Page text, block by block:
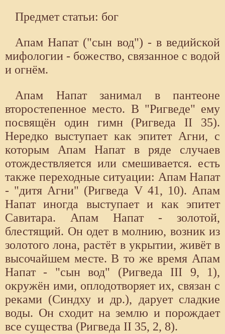
Предмет статьи: бог
Апам Напат ("сын вод") - в ведийской
мифологии - божество, связанное с водой
и огнём.
Апам Напат занимал в пантеоне
второстепенное место. В "Ригведе" ему
посвящён один гимн (Ригведа II 35).
Нередко выступает как эпитет Агни, с
которым Апам Напат в ряде случаев
отождествляется или смешивается. есть
также переходные ситуации: Апам Напат
- "дитя Агни" (Ригведа V 41, 10). Апам
Напат иногда выступает и как эпитет
Савитара. Апам Напат - золотой,
блестящий. Он одет в молнию, возник из
золотого лона, растёт в укрытии, живёт в
высочайшем месте. В то же время Апам
Напат - "сын вод" (Ригведа III 9, 1),
окружён ими, оплодотворяет их, связан с
реками (Синдху и др.), дарует сладкие
воды. Он сходит на землю и порождает
все существа (Ригведа II 35, 2, 8).